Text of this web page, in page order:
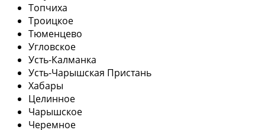
Топчиха
Троицкое
Тюменцево
Угловское
Усть-Калманка
Усть-Чарышская Пристань
Хабары
Целинное
Чарышское
Черемное